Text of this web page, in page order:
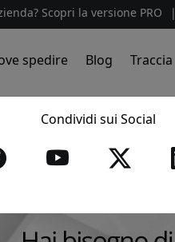
Scopri la versione PRO |
spedire Blog Traccia
Condividi sui Social